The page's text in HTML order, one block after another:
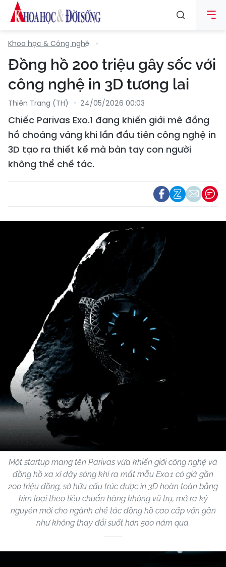
Khoa học & Công nghệ
Đồng hồ 200 triệu gây sốc với
công nghệ in 3D tương lai
Thiên Trang (TH) 24/05/2026 00:03
Chiếc Parivas Exo.1 đang khiến giới mê đồng
hồ choáng váng khi lần đầu tiên công nghệ in
3D tạo ra thiết kế mà bàn tay con người
không thể chế tác.
Một startup mang tên Parivas vừa khiến giới công nghệ và
đồng hồ xa xỉ dậy sóng khi ra mắt mẫu Exo.1 có giá gần
200 triệu đồng, sở hữu cấu trúc được in 3D hoàn toàn bằng
kim loại theo tiêu chuẩn hàng không vũ trụ, mở ra kỷ
nguyên mới cho ngành chế tác đồng hồ cao cấp vốn gần
như không thay đổi suốt hơn 500 năm qua.